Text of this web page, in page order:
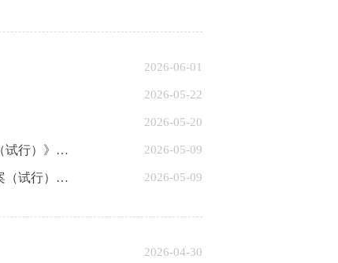
2026-06-01
2026-05-22
2026-05-20
北京市丰台区农业农村局关于印发《北京市丰台区动物诊疗行业单用途预付卡预收资金监管实施细则（试行）》的通知 2026-05-09
北京市丰台区农业农村局关于印发《北京市丰台区动物诊疗行业单用途预付卡备案及监督管理工作方案（试行）》的通知 2026-05-09
2026-04-30